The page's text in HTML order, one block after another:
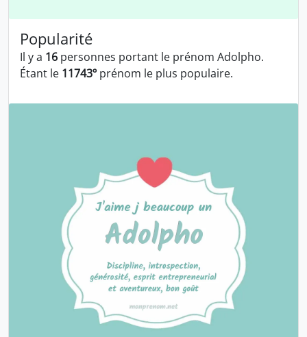
Popularité
Il y a 16 personnes portant le prénom Adolpho.
Étant le 11743º prénom le plus populaire.